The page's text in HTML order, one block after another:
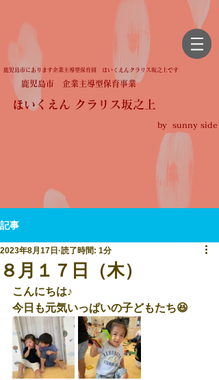
鹿児島市にあります企業主導型保育園 ほいくえんクラリス坂之上です
鹿児島市 企業主導型保育事業
ほいくえん クラリス坂之上
by sunny side
記事
８月１７日（木）
2023年8月17日 読了時間: 1分
こんにちは♪
今日も元気いっぱいの子どもたち😆